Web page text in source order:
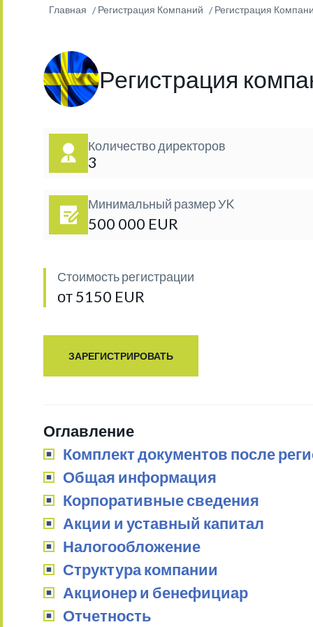
Главная Регистрация Компаний Регистрация
Регистрация
Количество директоров
3
Минимальный размер УK
500 000 EUR
Стоимость регистрации
от 5150 EUR
ЗАРЕГИСТРИРОВАТЬ
Оглавление
Комплект документов после
Общая информация
Корпоративные сведения
Акции и уставный капитал
Налогообложение
Структура компании
Акционер и бенефициар
Отчетность